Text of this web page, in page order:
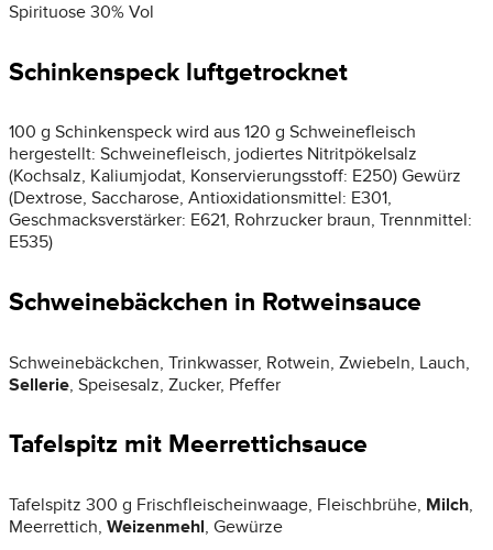
Spirituose 30% Vol
Schinkenspeck luftgetrocknet
100 g Schinkenspeck wird aus 120 g Schweinefleisch
hergestellt: Schweinefleisch, jodiertes Nitritpökelsalz
(Kochsalz, Kaliumjodat, Konservierungsstoff: E250) Gewürz
(Dextrose, Saccharose, Antioxidationsmittel: E301,
Geschmacksverstärker: E621, Rohrzucker braun, Trennmittel:
E535)
Schweinebäckchen in Rotweinsauce
Schweinebäckchen, Trinkwasser, Rotwein, Zwiebeln, Lauch,
Sellerie, Speisesalz, Zucker, Pfeffer
Tafelspitz mit Meerrettichsauce
Tafelspitz 300 g Frischfleischeinwaage, Fleischbrühe, Milch,
Meerrettich, Weizenmehl, Gewürze